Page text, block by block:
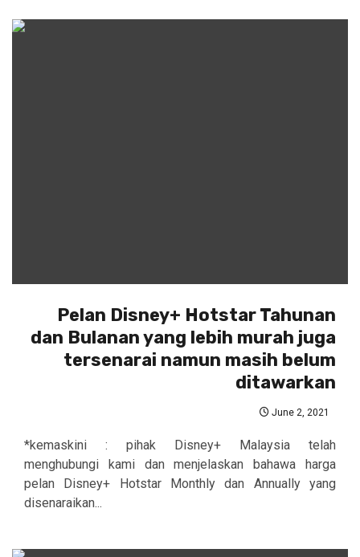
Pelan Disney+ Hotstar Tahunan
dan Bulanan yang lebih murah juga
tersenarai namun masih belum
ditawarkan
June 2, 2021
*kemaskini : pihak Disney+ Malaysia telah
menghubungi kami dan menjelaskan bahawa harga
pelan Disney+ Hotstar Monthly dan Annually yang
disenaraikan...